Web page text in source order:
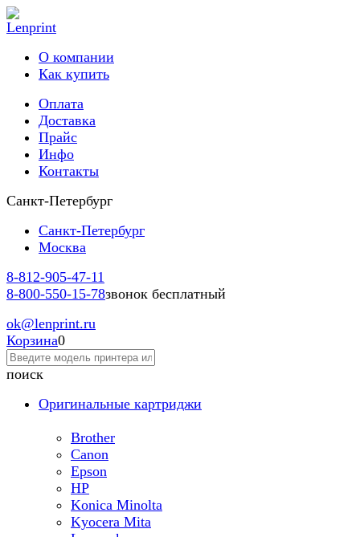
О компании
Как купить
Оплата
Доставка
Прайс
Инфо
Контакты
Санкт-Петербург
Санкт-Петербург
Москва
8-812-905-47-11
8-800-550-15-78звонок бесплатный
ok@lenprint.ru
Корзина0
поиск
Оригинальные картриджи
Brother
Canon
Epson
HP
Konica Minolta
Kyocera Mita